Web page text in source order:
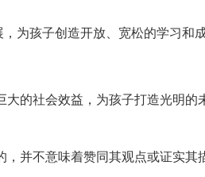
孩子创造开放、宽松的学习和
的社会效益，为孩子打造光明的
并不意味着赞同其观点或证实其